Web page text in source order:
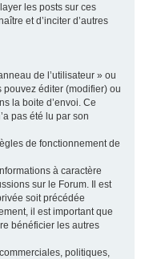
les posts sur ces
et d’inciter d’autres
de l’utilisateur » ou
pouvez éditer (modifier) ou
la boite d’envoi. Ce
pas été lu par son
de fonctionnement de
à caractère
sur le Forum. Il est
soit précédée
il est important que
bénéficier les autres
politiques,